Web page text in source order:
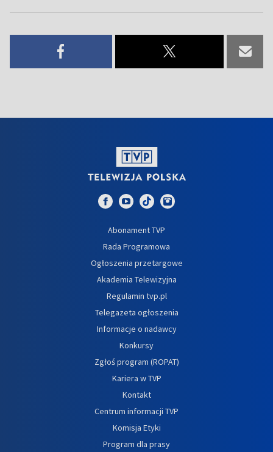
Abonament TVP
Rada Programowa
Ogłoszenia przetargowe
Akademia Telewizyjna
Regulamin tvp.pl
Telegazeta ogłoszenia
Informacje o nadawcy
Konkursy
Zgłoś program (ROPAT)
Kariera w TVP
Kontakt
Centrum informacji TVP
Komisja Etyki
Program dla prasy